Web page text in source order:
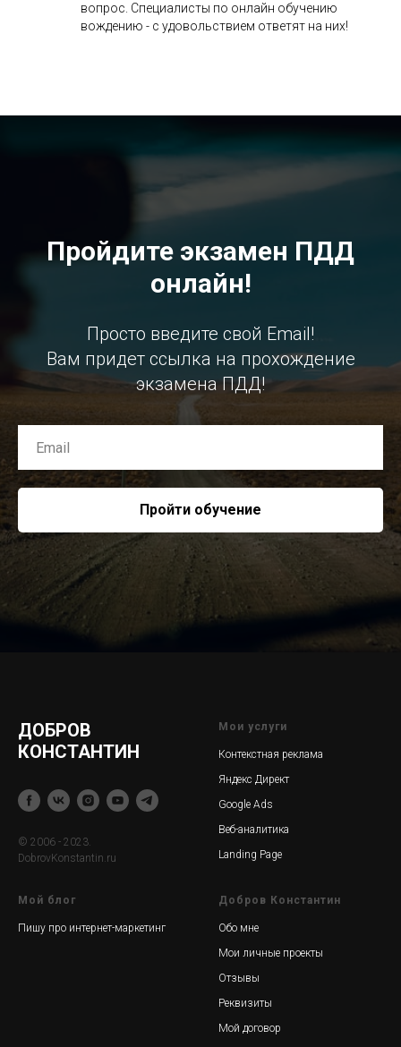
вопрос. Специалисты по онлайн обучению
вождению - с удовольствием ответят на них!
Пройдите экзамен ПДД
онлайн!
Просто введите свой Email!
Вам придет ссылка на прохождение
экзамена ПДД!
Пройти обучение
ДОБРОВ
КОНСТАНТИН
© 2006 - 2023.
DobrovKonstantin.ru
Мои услуги
Контекстная реклама
Яндекс Директ
Google Ads
Веб-аналитика
Landing Page
Мой блог
Пишу про интернет-маркетинг
Добров Константин
Обо мне
Мои личные проекты
Отзывы
Реквизиты
Мой договор